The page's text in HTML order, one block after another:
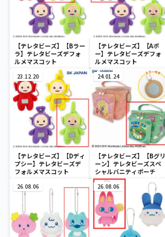
【テレタビーズ】【Bラー
ラ】テレタビーズデフォ
ルメマスコット
【テレタビーズ】【Aポ
ー】テレタビーズデフォ
ルメマスコット
23.12.20
【テレタビーズ】【Dディ
プシー】テレタビーズデ
フォルメマスコット
24.01.24
【テレタビーズ】【Bグリ
ーン】テレタビーズスペ
シャルバニティポーチ
26.08.06 26.08.06